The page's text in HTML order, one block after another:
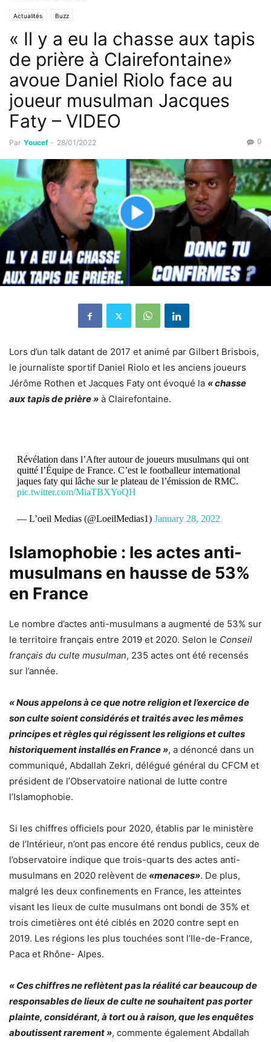
Actualités Buzz
« Il y a eu la chasse aux tapis
de prière à Clairefontaine»
avoue Daniel Riolo face au
joueur musulman Jacques
Faty – VIDEO
Par Youcef - 28/01/2022 0
Lors d’un talk datant de 2017 et animé par Gilbert Brisbois,
le journaliste sportif Daniel Riolo et les anciens joueurs
Jérôme Rothen et Jacques Faty ont évoqué la « chasse
aux tapis de prière » à Clairefontaine.
Révélation dans l’After autour de joueurs musulmans qui ont
quitté l’Équipe de France. C’est le footballeur international
jaques faty qui lâche sur le plateau de l’émission de RMC.
pic.twitter.com/MiaTBXYoQH
— L’oeil Medias (@LoeilMedias1) January 28, 2022
Islamophobie : les actes anti-
musulmans en hausse de 53%
en France
Le nombre d’actes anti-musulmans a augmenté de 53% sur
le territoire français entre 2019 et 2020. Selon le Conseil
français du culte musulman, 235 actes ont été recensés
sur l’année.
« Nous appelons à ce que notre religion et l’exercice de
son culte soient considérés et traités avec les mêmes
principes et règles qui régissent les religions et cultes
historiquement installés en France », a dénoncé dans un
communiqué, Abdallah Zekri, délégué général du CFCM et
président de l’Observatoire national de lutte contre
l’Islamophobie.
Si les chiffres officiels pour 2020, établis par le ministère
de l’Intérieur, n’ont pas encore été rendus publics, ceux de
l’observatoire indique que trois-quarts des actes anti-
musulmans en 2020 relèvent de «menaces». De plus,
malgré les deux confinements en France, les atteintes
visant les lieux de culte musulmans ont bondi de 35% et
trois cimetières ont été ciblés en 2020 contre sept en
2019. Les régions les plus touchées sont l’Ile-de-France,
Paca et Rhône- Alpes.
« Ces chiffres ne reflètent pas la réalité car beaucoup de
responsables de lieux de culte ne souhaitent pas porter
plainte, considérant, à tort ou à raison, que les enquêtes
aboutissent rarement », commente également Abdallah